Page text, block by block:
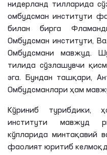
нидерланд тилларида
омбудсман институти
билан бирга
Омбудсман институти,
Омбудсмани мавжуд.
тилида сўзлашувчи
эга. Бундан ташқари,
Омбудсманлари ҳам
Кўриниб турибдики,
институти мавжуд
кўпларида минтақавий
фаолият юритиб